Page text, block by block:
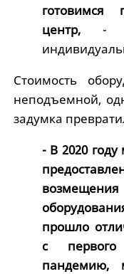
готовимся
центр,-
Стоимость
неподъемной,
задумка
- В 2020
возмещения
прошло
с